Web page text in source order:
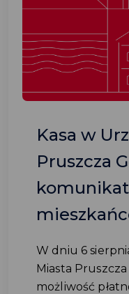
Kasa w
Pruszcza
W dniu 6
Miasta
możliwość